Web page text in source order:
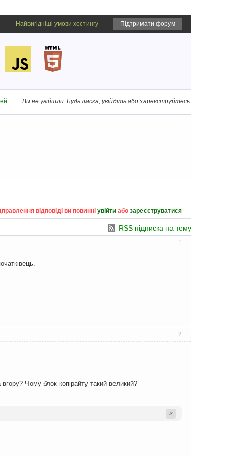
Підтримати форум
Найвигідніші умови хостингу
Ви не увійшли. Будь ласка, увійдіть або зареєструйтесь.
відповіді ви повинні увійти або зареєструватися
RSS підписка на тему
1
2
Чому блок копірайту такий великий?
2